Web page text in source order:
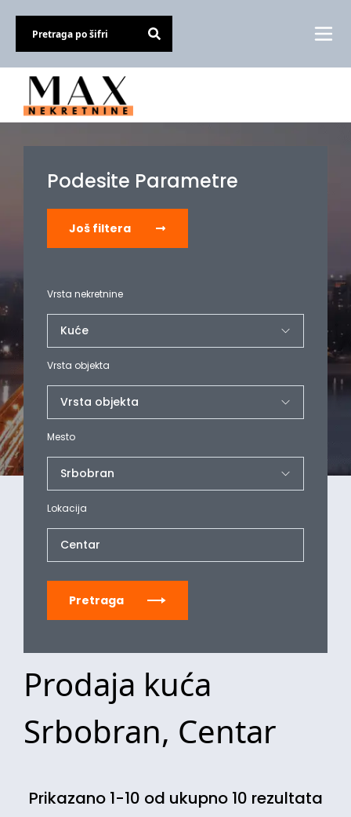
Podesite Parametre
Još filtera
Vrsta nekretnine
Vrsta objekta
Mesto
Lokacija
Centar
Pretraga
Prodaja kuća
Srbobran, Centar
Prikazano 1-10 od ukupno 10 rezultata